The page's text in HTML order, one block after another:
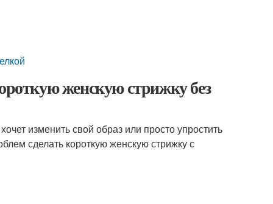
женскую стрижку без
изменить свой образ или просто упростить
сделать короткую женскую стрижку с